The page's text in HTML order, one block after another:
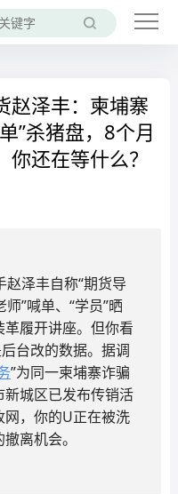
赵泽丰：柬埔寨
”杀猪盘，8个月
还在等什么？
泽丰自称“期货导
”喊单、“学员”晒
履开讲座。但你看
台改的数据。据调
”为同一柬埔寨诈骗
城区已发布传销活
，你的U正在被洗
离机会。